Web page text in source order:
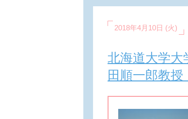
2018年4月10日 (火)
北海道大学
田順一郎教